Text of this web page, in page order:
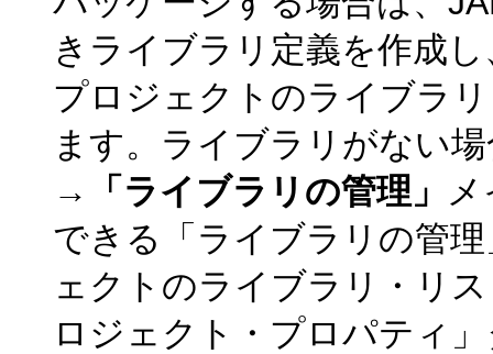
きライブラリ定義を作成
プロジェクトのライブラ
ます。ライブラリがない
→「ライブラリの管理」
できる「ライブラリの管
ェクトのライブラリ・リ
ロジェクト・プロパティ